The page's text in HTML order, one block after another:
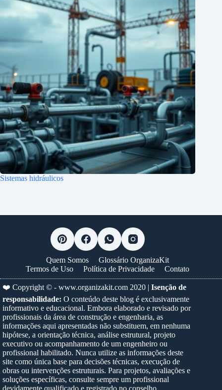
Sistemas hidráulicos
Quem Somos
Glossário OrganizaKit
Termos de Uso
Política de Privacidade Contato
❤️ Copyright © - www.organizakit.com 2020 | Isenção de
responsabilidade: O conteúdo deste blog é exclusivamente
informativo e educacional. Embora elaborado e revisado por
profissionais da área de construção e engenharia, as
informações aqui apresentadas não substituem, em nenhuma
hipótese, a orientação técnica, análise estrutural, projeto
executivo ou acompanhamento de um engenheiro ou
profissional habilitado. Nunca utilize as informações deste
site como única base para decisões técnicas, execução de
obras ou intervenções estruturais. Para projetos, avaliações e
soluções específicas, consulte sempre um profissional
devidamente qualificado e registrado no conselho